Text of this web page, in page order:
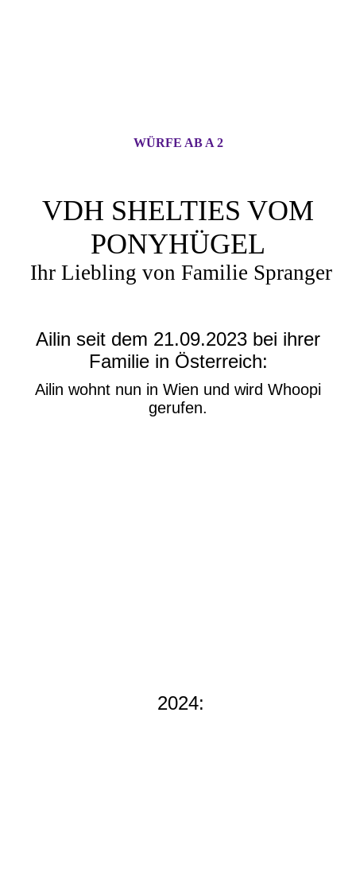
WÜRFE AB A 2
VDH SHELTIES VOM
PONYHÜGEL
Ihr Liebling von Familie Spranger
Ailin seit dem 21.09.2023 bei ihrer
Familie in Österreich:
Ailin wohnt nun in Wien und wird Whoopi
gerufen.
2024: